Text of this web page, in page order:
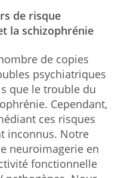
de risque
la schizophrénie
de copies
psychiatriques
que le trouble du
Cependant,
ces risques
inconnus. Notre
neuroimagerie en
fonctionnelle